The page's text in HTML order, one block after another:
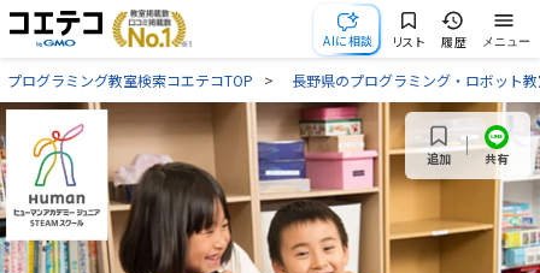
AIに相談 リスト 履歴 メニュー
プログラミング教室検索コエテコTOP 長野県のプログラミング・ロボット
追加 共有